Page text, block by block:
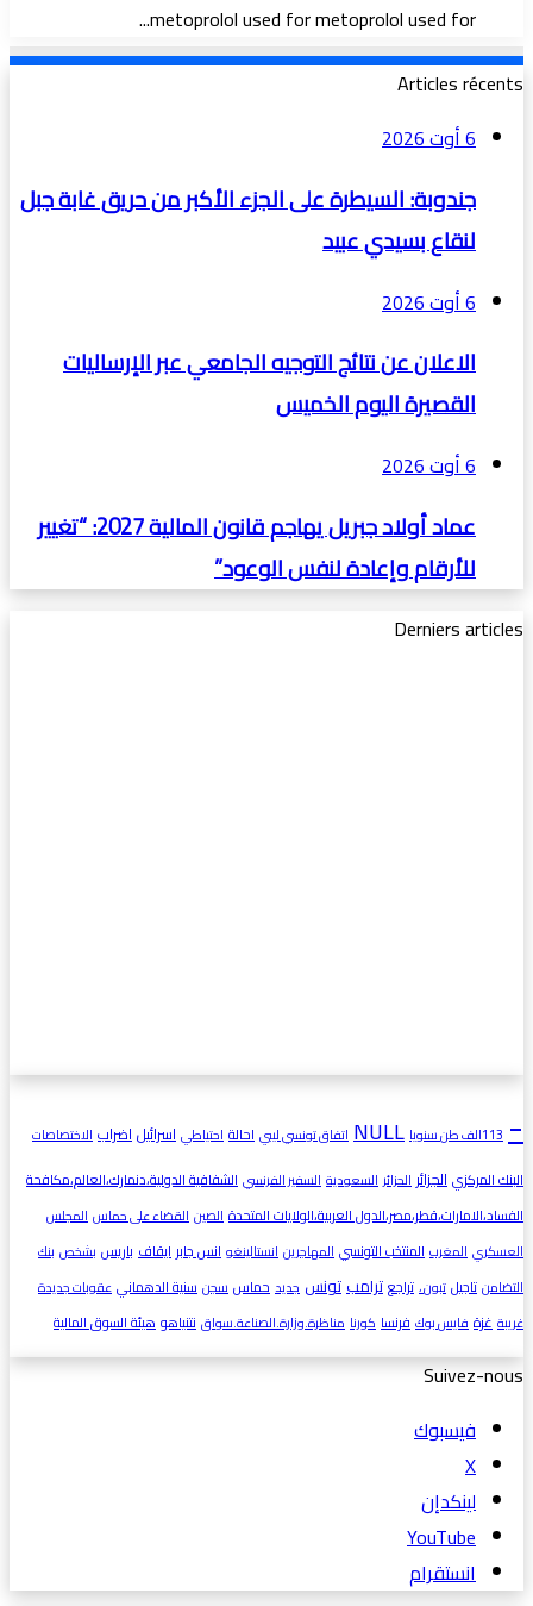
metoprolol used for metoprolol used for...
Articles récents
6 أوت 2026
جندوبة: السيطرة على الجزء الأكبر من حريق غابة جبل
لنقاع بسيدي عبيد
6 أوت 2026
الاعلان عن نتائج التوجيه الجامعي عبر الإرساليات
القصيرة اليوم الخميس
6 أوت 2026
عماد أولاد جبريل يهاجم قانون المالية 2027: “تغيير
للأرقام وإعادة لنفس الوعود”
Derniers articles
- 113الف طن سنويا NULL اتفاق تونسي ليبي احالة احتياطي اسرائيلاضراب الاختصاصات
البنك المركزيالجزائر الحزائر السعودية السفير الفرنسي الشفافية الدولية،دنمارك،العالم،مكافحة
الفساد،الامارات،قطر،مصر،الدول العربية،الولايات المتحدة الصين القضاء على حماس المجلس
العسكري المغرب المنتخب التونسي المهاجرين انستالينغو انس جابرايقاف باريس بشخص بنك
التضامن تاجيل تبون ، تراجعترامبتونس جديد حماس سجن سنية الدهماني عقوبات جديدة
غريبة غزة فايس بوك فرنسا كورنا مناظرة.وزارة.الصناعة.سواق نتنياهوهيئة السوق المالية
Suivez-nous
فيسبوك
‫X
لينكدإن
‫YouTube
انستقرام